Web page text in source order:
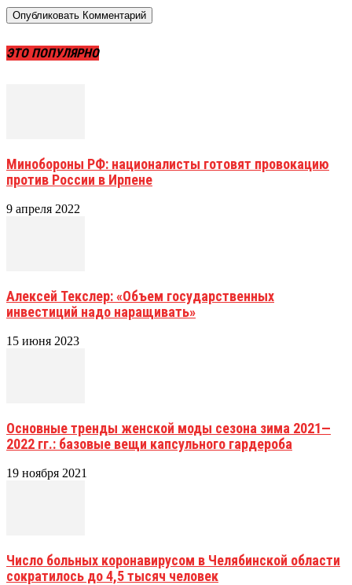
ЭТО ПОПУЛЯРНО
Минобороны РФ: националисты готовят провокацию
против России в Ирпене
9 апреля 2022
Алексей Текслер: «Объем государственных
инвестиций надо наращивать»
15 июня 2023
Основные тренды женской моды сезона зима 2021—
2022 гг.: базовые вещи капсульного гардероба
19 ноября 2021
Число больных коронавирусом в Челябинской области
сократилось до 4,5 тысяч человек